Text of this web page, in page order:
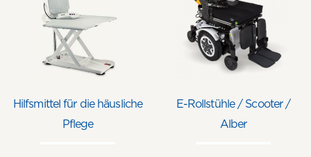
Hilfsmittel für die häusliche
Pflege
E-Rollstühle / Scooter /
Alber